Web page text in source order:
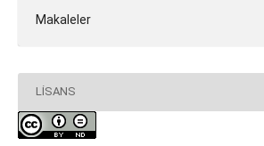
Makaleler
LISANS